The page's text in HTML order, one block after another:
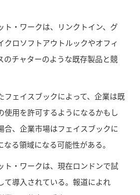
ト・ワークは、リンクトイン、グ
クロソフトアウトルックやオフィ
のチャターのような既存製品と競
フェイスブックによって、企業は既
使用を許可するようになるかもし
合、企業市場はフェイスブックに
る領域になる可能性がある。
ト・ワークは、現在ロンドンで試
て導入されている。報道によれ